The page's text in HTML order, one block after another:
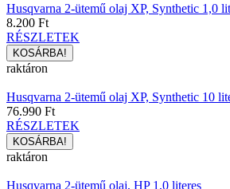
Husqvarna 2-ütemű olaj XP, Synthetic 1,0
8.200 Ft
RÉSZLETEK
raktáron
Husqvarna 2-ütemű olaj XP, Synthetic 10
76.990 Ft
RÉSZLETEK
raktáron
Husqvarna 2-ütemű olaj, HP 1,0 literes